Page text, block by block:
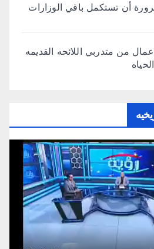
أن تستكمل باقي الوزارات
من متدربي اللائحه القديمه